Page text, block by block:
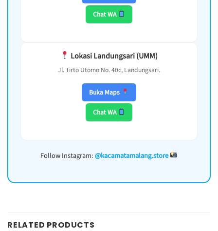
Chat WA
Lokasi Landungsari (UMM)
Jl. Tirto Utomo No. 40c, Landungsari.
Buka Maps
Chat WA
Follow Instagram:@kacamatamalang.store
RELATED PRODUCTS